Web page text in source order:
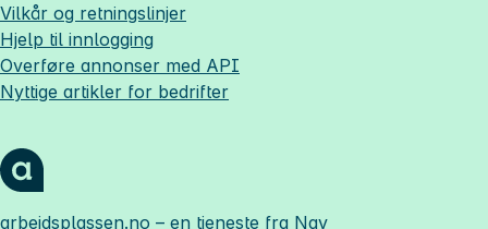
Vilkår og retningslinjer
Hjelp til innlogging
Overføre annonser med API
Nyttige artikler for bedrifter
arbeidsplassen.no – en tjeneste fra Nav